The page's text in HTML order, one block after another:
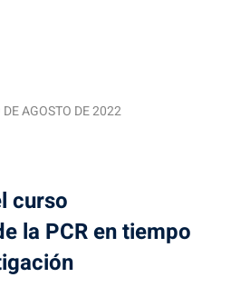
AGOSTO DE 2022
curso
la PCR en tiempo